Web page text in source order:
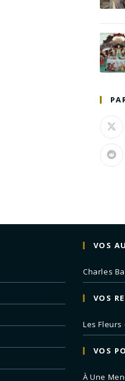
VOS
Charles
VOS
Les Fleurs
VOS
À Une